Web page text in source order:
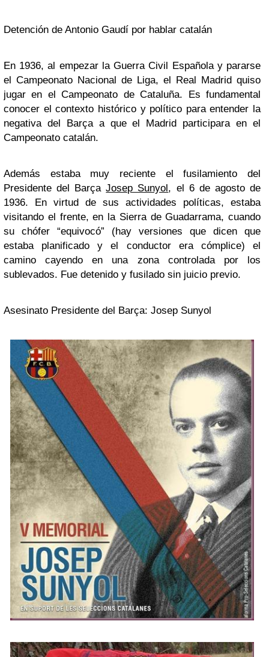
Detención de Antonio Gaudí por hablar catalán
En 1936, al empezar la Guerra Civil Española y pararse
el Campeonato Nacional de Liga, el Real Madrid quiso
jugar en el Campeonato de Cataluña. Es fundamental
conocer el contexto histórico y político para entender la
negativa del Barça a que el Madrid participara en el
Campeonato catalán.
Además estaba muy reciente el fusilamiento del
Presidente del BarçaJosep Sunyol, el 6 de agosto de
1936. En virtud de sus actividades políticas, estaba
visitando el frente, en la Sierra de Guadarrama, cuando
su chófer “equivocó” (hay versiones que dicen que
estaba planificado y el conductor era cómplice) el
camino cayendo en una zona controlada por los
sublevados. Fue detenido y fusilado sin juicio previo.
Asesinato Presidente del Barça: Josep Sunyol